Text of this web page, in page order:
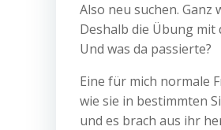
Also neu suchen. Ganz
Deshalb die Übung mit
Und was da passierte?
Eine für mich normale
wie sie in bestimmten
und es brach aus ihr